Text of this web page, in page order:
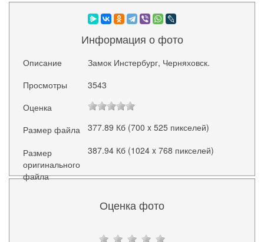
Информация о фото
Описание
Замок Инстербург, Черняховск.
Просмотры
3543
Оценка
Размер файла
377.89 Кб (700 x 525 пикселей)
Размер
оригинального
файла
387.94 Кб (1024 x 768 пикселей)
Оценка фото